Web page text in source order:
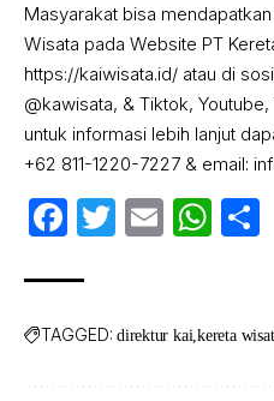
Masyarakat bisa
Wisata pada Website PT
https://kaiwisata.id/ atau di
@kawisata, & Tiktok,
untuk informasi lebih lanjut
+62 811-1220-7227 & email:
Facebook
Twitter
Email
TAGGED: direktur kai kereta